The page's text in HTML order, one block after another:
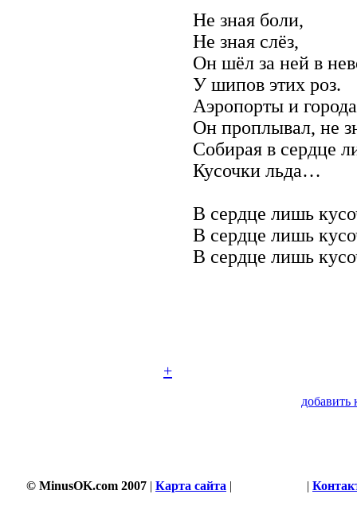
Не зная боли,
Не зная слёз,
Он шёл за ней в
У шипов этих роз.
Аэропорты и города
Он проплывал, не
Собирая в сердце
Кусочки льда…
В сердце лишь
В сердце лишь
В сердце лишь
+
добавить
© MinusOK.com 2007 | Карта сайта | |